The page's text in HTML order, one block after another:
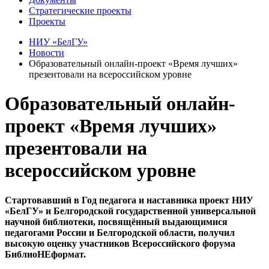
Стратегические проекты
Проекты
НИУ «БелГУ»
Новости
Образовательный онлайн-проект «Время лучших»
презентовали на всероссийском уровне
Образовательный онлайн-
проект «Время лучших»
презентовали на
всероссийском уровне
Стартовавший в Год педагога и наставника проект НИУ
«БелГУ» и Белгородской государственной универсальной
научной библиотеки, посвящённый выдающимися
педагогами России и Белгородской области, получил
высокую оценку участников Всероссийского форума
БиблиоНЕформат.